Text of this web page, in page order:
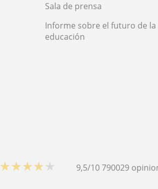
Sala de prensa
Informe sobre el futuro de la
educación
★★★★★ 9,5/10790029